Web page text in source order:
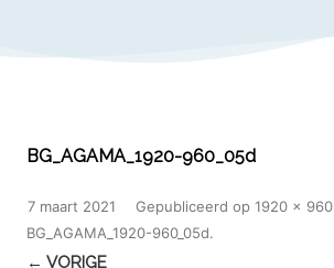
BG_AGAMA_1920-960_05d
Gepubliceerd
7 maart 2021 op 1920 × 960
BG_AGAMA_1920-960_05d.
← VORIGE